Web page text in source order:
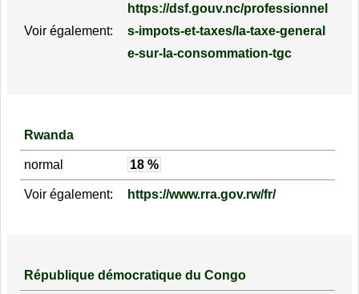
Voir également:
https://dsf.gouv.nc/professionnel
s-impots-et-taxes/la-taxe-general
e-sur-la-consommation-tgc
Rwanda
normal 18 %
Voir également: https://www.rra.gov.rw/fr/
République démocratique du Congo